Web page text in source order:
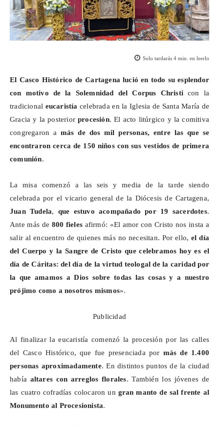
Solo tardarás 4 min. en leerlo
El Casco Histórico de Cartagena lució en todo su esplendor
con motivo de la Solemnidad del Corpus Christi con la
tradicional eucaristía celebrada en la Iglesia de Santa María de
Gracia y la posteriorprocesión. El acto litúrgico y la comitiva
congregaron a más de dos mil personas, entre las que se
encontraron cerca de 150 niños con sus vestidos de primera
comunión.
La misa comenzó a las seis y media de la tarde siendo
celebrada por el vicario general de la Diócesis de Cartagena,
Juan Tudela, que estuvo acompañado por 19 sacerdotes.
Ante más de 800 fielesafirmó: «El amor con Cristo nos insta a
salir al encuentro de quienes más no necesitan. Por ello,el día
del Cuerpo y la Sangre de Cristo que celebramos hoy es el
día de Cáritas: del día de la virtud teologal de la caridad por
la que amamos a Dios sobre todas las cosas y a nuestro
prójimo como a nosotros mismos».
Publicidad
Al finalizar la eucaristía comenzó la procesión por las calles
del Casco Histórico, que fue presenciada por más de 1.400
personas aproximadamente. En distintos puntos de la ciudad
había altares con arreglos florales. También los jóvenes de
las cuatro cofradías colocaron un gran manto de sal frente al
Monumento al Procesionista.